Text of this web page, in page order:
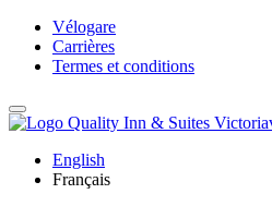
Vélogare
Carrières
Termes et conditions
English
Français